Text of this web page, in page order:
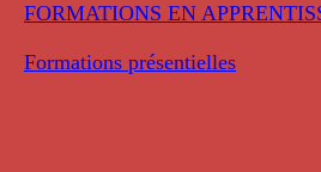
FORMATIONS EN
Formations présentielles